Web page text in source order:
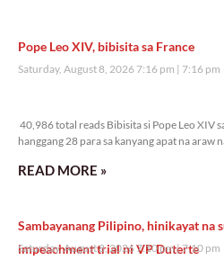
Pope Leo XIV, bibisita sa France
Saturday, August 8, 2026 7:16 pm 7:16 pm
40,986 total reads Bibisita si Pope Leo XIV
hanggang 28 para sa kanyang apat na
READ MORE »
Sambayanang Pilipino, hinikayat na
impeachment trial ni VP Duterte
Saturday, August 8, 2026 7:10 pm 7:10 pm